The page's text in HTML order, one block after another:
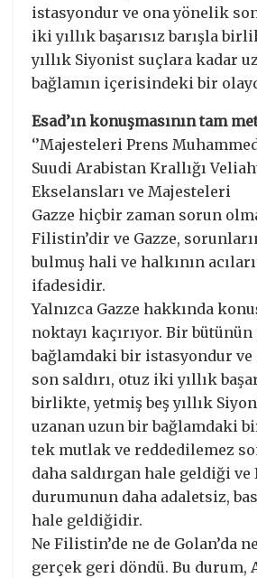
istasyondur ve ona yönelik
iki yıllık başarısız barışla
yıllık Siyonist suçlara kadar
bağlamın içerisindeki bir
Esad’ın konuşmasının tam
‘’Majesteleri Prens
Suudi Arabistan Krallığı
Ekselansları ve Majesteleri
Gazze hiçbir zaman sorun
Filistin’dir ve Gazze,
bulmuş hali ve halkının
ifadesidir.
Yalnızca Gazze hakkında
noktayı kaçırıyor. Bir bütünün
bağlamdaki bir istasyondur
son saldırı, otuz iki yıllık
birlikte, yetmiş beş yıllık
uzanan uzun bir bağlamdaki
tek mutlak ve reddedilemez
daha saldırgan hale geldiği
durumunun daha adaletsiz,
hale geldiğidir.
Ne Filistin’de ne de Golan’da
gerçek geri döndü. Bu durum,